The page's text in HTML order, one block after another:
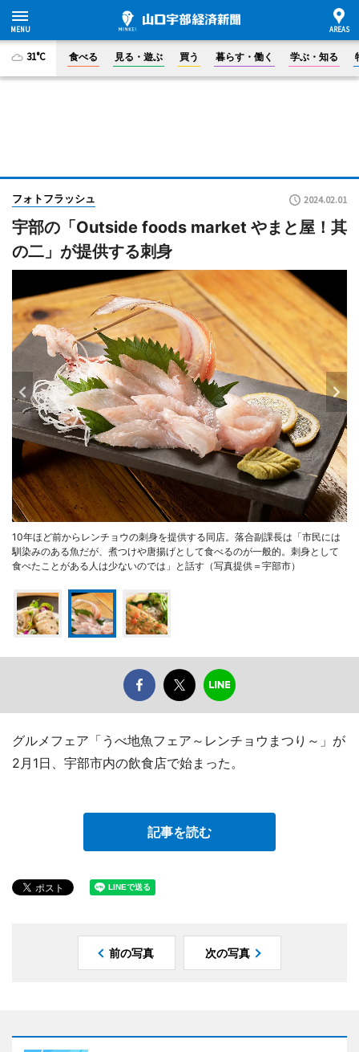
31°C 食べる 見る・遊ぶ 買う 暮らす・働く 学ぶ・知る
フォトフラッシュ 2024.02.01
宇部の「Outside foods market やまと屋！其
の二」が提供する刺身
10年ほど前からレンチョウの刺身を提供する同店。落合副課長は「市民には
馴染みのある魚だが、煮つけや唐揚げとして食べるのが一般的。刺身として
食べたことがある人は少ないのでは」と話す（写真提供＝宇部市）
グルメフェア「うべ地魚フェア～レンチョウまつり～」が
2月1日、宇部市内の飲食店で始まった。
記事を読む
前の写真 次の写真